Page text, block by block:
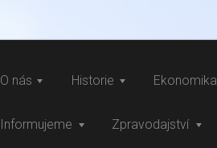
O nás Historie Ekonomika
Informujeme Zpravodajství